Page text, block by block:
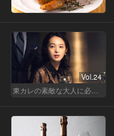
Vol.24
東カレの素敵な大人に必要なこと